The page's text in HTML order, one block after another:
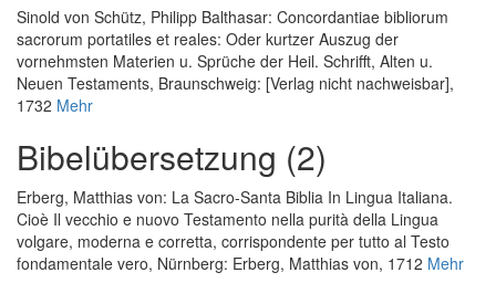
Sinold von Schütz, Philipp Balthasar: Concordantiae bibliorum
sacrorum portatiles et reales: Oder kurtzer Auszug der
vornehmsten Materien u. Sprüche der Heil. Schrifft, Alten u.
Neuen Testaments, Braunschweig: [Verlag nicht nachweisbar],
1732 Mehr
Bibelübersetzung (2)
Erberg, Matthias von: La Sacro-Santa Biblia In Lingua Italiana.
Cioè Il vecchio e nuovo Testamento nella purità della Lingua
volgare, moderna e corretta, corrispondente per tutto al Testo
fondamentale vero, Nürnberg: Erberg, Matthias von, 1712 Mehr